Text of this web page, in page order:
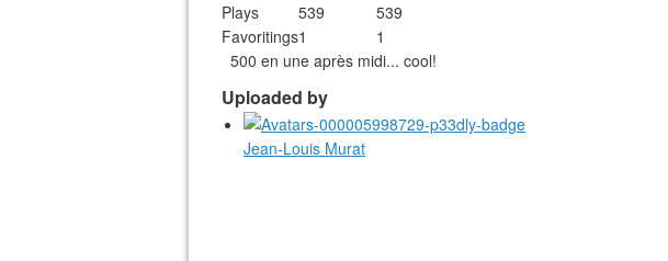
Plays
539
539
Favoritings1
1
500 en une après midi... cool!
Uploaded by
Jean-Louis Murat